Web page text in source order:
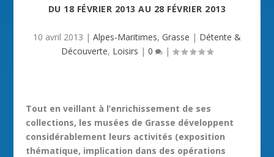
DU 18 FÉVRIER 2013 AU 28 FÉVRIER 2013
10 avril 2013 | Alpes-Maritimes, Grasse | Détente &
Découverte, Loisirs | 0 |
Tout en veillant à l’enrichissement de ses
collections, les musées de Grasse développent
considérablement leurs activités (exposition
thématique, implication dans des opérations